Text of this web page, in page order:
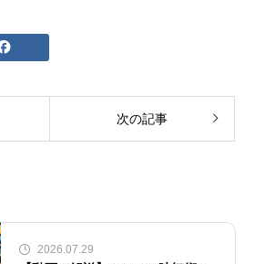
次の記事
2026.07.29